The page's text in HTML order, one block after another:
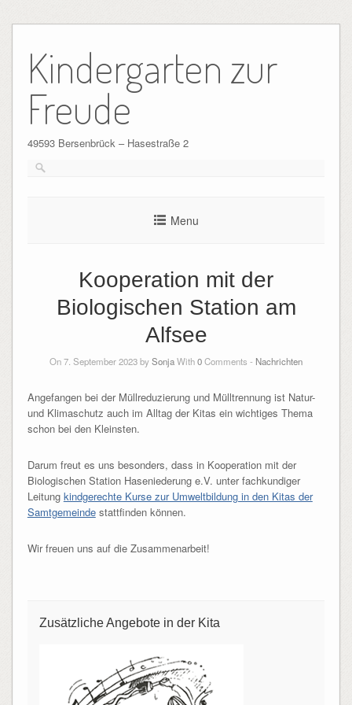
content
Kindergarten zur
Freude
49593 Bersenbrück – Hasestraße 2
Menu
Kooperation mit der
Biologischen Station am
Alfsee
On 7. September 2023 bySonjaWith0Comments - Nachrichten
Angefangen bei der Müllreduzierung und Mülltrennung ist Natur-
und Klimaschutz auch im Alltag der Kitas ein wichtiges Thema
schon bei den Kleinsten.
Darum freut es uns besonders, dass in Kooperation mit der
Biologischen Station Haseniederung e.V. unter fachkundiger
Leitung kindgerechte Kurse zur Umweltbildung in den Kitas der
Samtgemeindestattfinden können.
Wir freuen uns auf die Zusammenarbeit!
Zusätzliche Angebote in der Kita